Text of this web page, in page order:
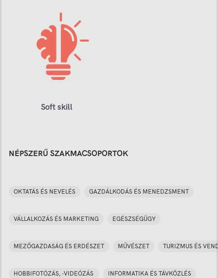
Soft skill
NÉPSZERŰ SZAKMACSOPORTOK
OKTATÁS ÉS NEVELÉS GAZDÁLKODÁS ÉS MENEDZSMENT
VÁLLALKOZÁS ÉS MARKETING EGÉSZSÉGÜGY
MEZŐGAZDASÁG ÉS ERDÉSZET MŰVÉSZET TURIZMUS ÉS
HOBBIFOTÓZÁS, -VIDEÓZÁS INFORMATIKA ÉS TÁVKÖZLÉS